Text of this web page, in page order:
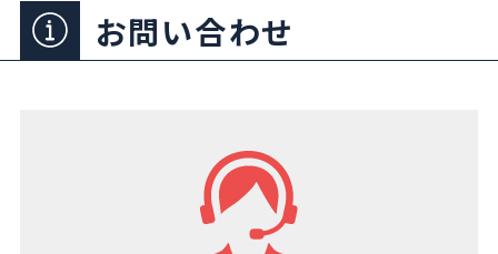
お問い合わせ